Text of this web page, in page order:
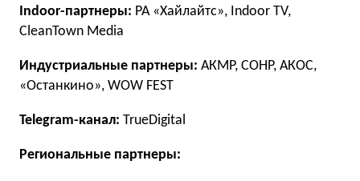
Indoor-партнеры: РА «Хайлайтс», Indoor TV,
CleanTown Media
Индустриальные партнеры: АКМР, СОНР, АКОС,
«Останкино», WOW FEST
Telegram-канал: TrueDigital
Региональные партнеры: